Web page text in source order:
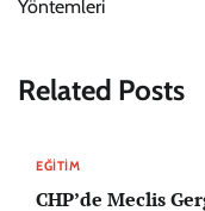
Yöntemleri
Related Posts
EĞITIM
CHP’de Meclis